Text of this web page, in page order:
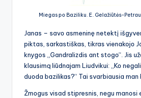
Miegas po Baziliku. E. Gelažiūtės-
Janas – savo asmeninę netektį
piktas, sarkastiškas, tikras vienakojo
knygos „Gandralizdis ant stogo“. Jis
klausimą liūdnajam Liudvikui: „Ko
duoda bazilikas?“ Tai svarbiausia man
Žmogus visad stipresnis, negu manosi